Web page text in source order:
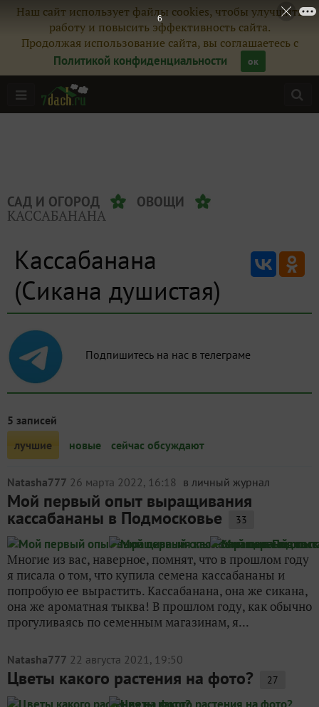
Наш сайт использует файлы cookies, чтобы улучшить
работу и повысить эффективность сайта.
Продолжая использование сайта, вы соглашаетесь с
Политикой конфиденциальности
ок
САД И ОГОРОД ОВОЩИ
КАССАБАНАНА
Кассабанана
(Сикана душистая)
Подпишитесь на нас в телеграме
5 записей
лучшие
новые сейчас обсуждают
Natasha777 26 марта 2022, 16:18 в личный журнал
Мой первый опыт выращивания
кассабананы в Подмосковье 33
Многие из вас, наверное, помнят, что в прошлом году
я писала о том, что купила семена кассабананы и
попробую ее вырастить. Кассабанана, она же сикана,
она же ароматная тыква! В прошлом году, как обычно
прогуливаясь по семенным магазинам, я...
Natasha777 22 августа 2021, 19:50
Цветы какого растения на фото? 27
6